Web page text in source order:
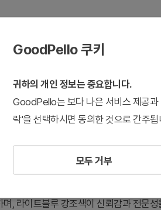
위한 분자 네트워크 표지 파워포인트
적 신뢰성을 시각화합니다. 4:3 비율 2
게 배치되어 있습니다. IT, 바이오, 화학,
한 PPT 슬라이드입니다.
세미나, 혁신 프로젝트 발표의 표지로 사
, 라이트블루 강조색이 신뢰감과 전문
GoodPello 쿠키
귀하의 개인 정보는 중요합니다.
GoodPello는 보다 나은 서비스 제공과
락'을 선택하시면 동의한 것으로 간주
모두 거부